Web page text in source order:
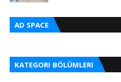
AD SPACE
KATEGORI BÖLÜMLERI